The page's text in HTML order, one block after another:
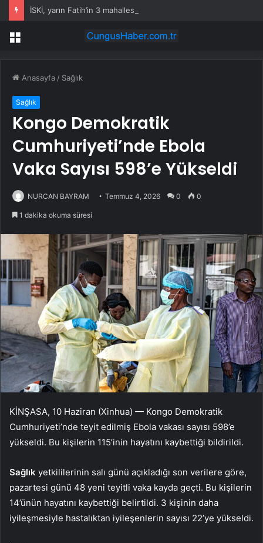
İSKİ, yarın Fatih’in 3 mahallesinde su kesintisi uygulayacak
Menü
Anasayfa / Sağlık
Sağlık
Kongo Demokratik
Cumhuriyeti’nde Ebola
Vaka Sayısı 598’e Yükseldi
NURCAN BAYRAM Temmuz 4, 2026 0 0
1 dakika okuma süresi
KİNŞASA, 10 Haziran (Xinhua) — Kongo Demokratik
Cumhuriyeti’nde teyit edilmiş Ebola vakası sayısı 598’e
yükseldi. Bu kişilerin 115’inin hayatını kaybettiği bildirildi.
Sağlık yetkililerinin salı günü açıkladığı son verilere göre,
pazartesi günü 48 yeni teyitli vaka kayda geçti. Bu kişilerin
14’ünün hayatını kaybettiği belirtildi. 3 kişinin daha
iyileşmesiyle hastalıktan iyileşenlerin sayısı 22’ye yükseldi.